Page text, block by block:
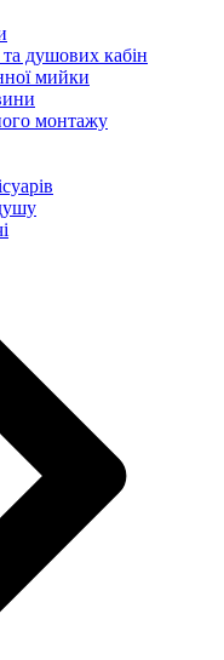
душових кабін
мийки
монтажу